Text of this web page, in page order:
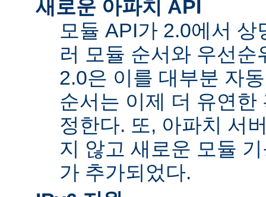
새로운 아파치 API
모듈 API가 2.0에서
러 모듈 순서와 우선
2.0은 이를 대부분 자
순서는 이제 더 유연한
정한다. 또, 아파치 서
지 않고 새로운 모듈
가 추가되었다.